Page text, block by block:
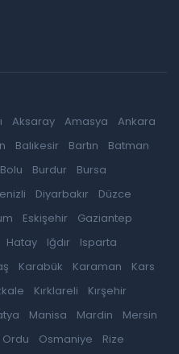
Aksaray Amasya
Ankara
Balıkesir Bartın
Batman
Bolu Burdur
Bursa
Diyarbakır
Düzce
Eskişehir
Gaziantep
Hatay Iğdır
Isparta
Karabük Karaman
Kars
Kırklareli
Kırşehir
Manisa Mardin
Mersin
Ordu Osmaniye
Rize